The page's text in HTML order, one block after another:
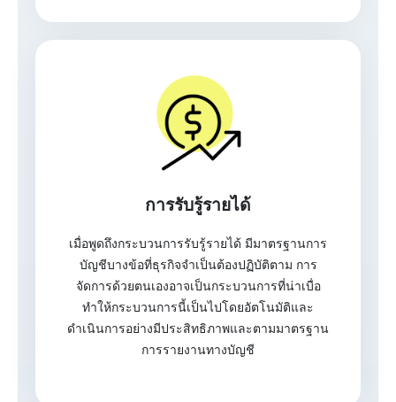
การรับรู้รายได้
เมื่อพูดถึงกระบวนการรับรู้รายได้ มีมาตรฐานการ
บัญชีบางข้อที่ธุรกิจจำเป็นต้องปฏิบัติตาม การ
จัดการด้วยตนเองอาจเป็นกระบวนการที่น่าเบื่อ
ทำให้กระบวนการนี้เป็นไปโดยอัตโนมัติและ
ดำเนินการอย่างมีประสิทธิภาพและตามมาตรฐาน
การรายงานทางบัญชี